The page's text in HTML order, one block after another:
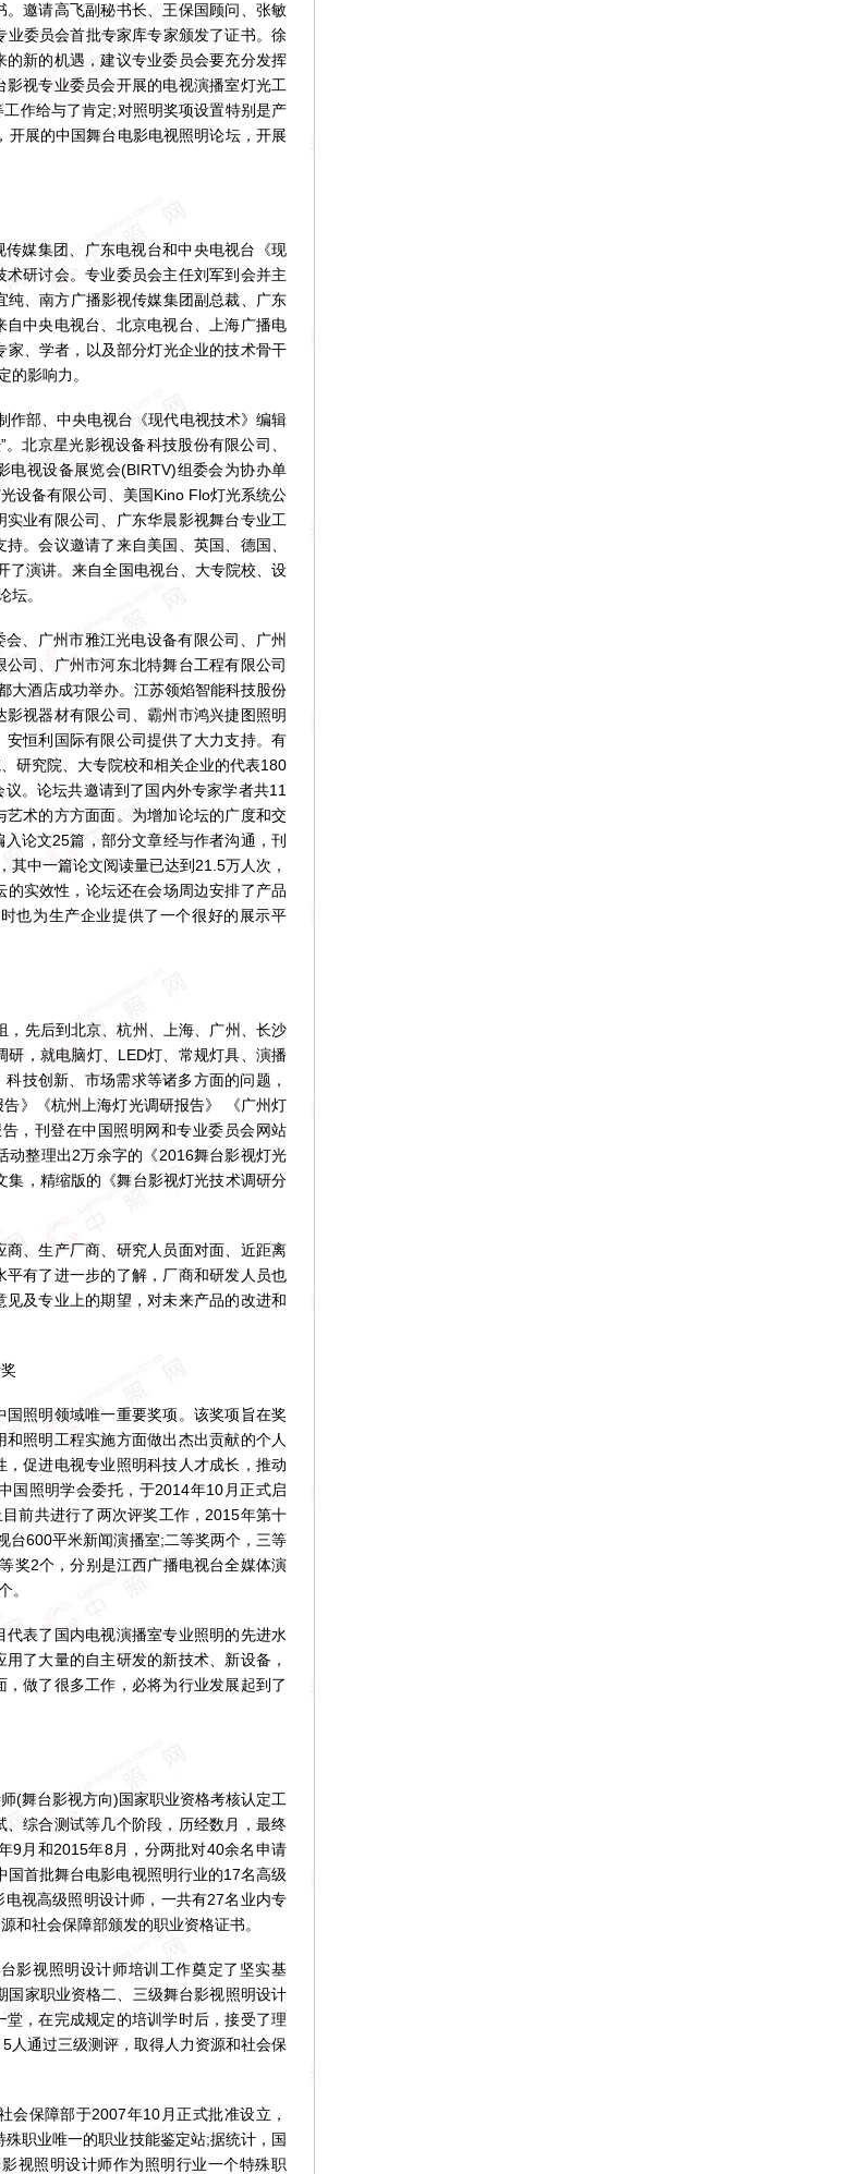
邀请高飞副秘书长、王保国顾问、张敏
委员会首批专家库专家颁发了证书。徐
新的机遇，建议专业委员会要充分发挥
视专业委员会开展的电视演播室灯光工
作给与了肯定;对照明奖项设置特别是产
展的中国舞台电影电视照明论坛，开展
媒集团、广东电视台和中央电视台《现
研讨会。专业委员会主任刘军到会并主
、南方广播影视传媒集团副总裁、广东
中央电视台、北京电视台、上海广播电
、学者，以及部分灯光企业的技术骨干
的影响力。
部、中央电视台《现代电视技术》编辑
北京星光影视设备科技股份有限公司、
电视设备展览会(BIRTV)组委会为协办单
设备有限公司、美国Kino Flo灯光系统公
业有限公司、广东华晨影视舞台专业工
。会议邀请了来自美国、英国、德国、
了演讲。来自全国电视台、大专院校、设
坛。
、广州市雅江光电设备有限公司、广州
司、广州市河东北特舞台工程有限公司
大酒店成功举办。江苏领焰智能科技股份
视器材有限公司、霸州市鸿兴捷图照明
恒利国际有限公司提供了大力支持。有
研究院、大专院校和相关企业的代表180
。论坛共邀请到了国内外专家学者共11
术的方方面面。为增加论坛的广度和交
论文25篇，部分文章经与作者沟通，刊
其中一篇论文阅读量已达到21.5万人次，
实效性，论坛还在会场周边安排了产品
也为生产企业提供了一个很好的展示平
先后到北京、杭州、上海、广州、长沙
，就电脑灯、LED灯、常规灯具、演播
技创新、市场需求等诸多方面的问题，
》《杭州上海灯光调研报告》 《广州灯
，刊登在中国照明网和专业委员会网站
动整理出2万余字的《2016舞台影视灯光
，精缩版的《舞台影视灯光技术调研分
、生产厂商、研究人员面对面、近距离
有了进一步的了解，厂商和研发人员也
及专业上的期望，对未来产品的改进和
照明领域唯一重要奖项。该奖项旨在奖
照明工程实施方面做出杰出贡献的个人
促进电视专业照明科技人才成长，推动
国照明学会委托，于2014年10月正式启
前共进行了两次评奖工作，2015年第十
台600平米新闻演播室;二等奖两个，三等
奖2个，分别是江西广播电视台全媒体演
。
表了国内电视演播室专业照明的先进水
了大量的自主研发的新技术、新设备，
做了很多工作，必将为行业发展起到了
舞台影视方向)国家职业资格考核认定工
综合测试等几个阶段，历经数月，最终
9月和2015年8月，分两批对40余名申请
首批舞台电影电视照明行业的17名高级
视高级照明设计师，一共有27名业内专
和社会保障部颁发的职业资格证书。
视照明设计师培训工作奠定了坚实基
家职业资格二、三级舞台影视照明设计
，在完成规定的培训学时后，接受了理
人通过三级测评，取得人力资源和社会保
保障部于2007年10月正式批准设立，
职业唯一的职业技能鉴定站;据统计，国
视照明设计师作为照明行业一个特殊职